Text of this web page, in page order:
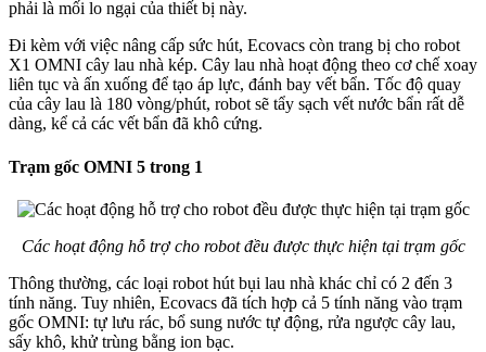
phải là mối lo ngại của thiết bị này.
Đi kèm với việc nâng cấp sức hút, Ecovacs còn trang bị cho robot
X1 OMNI cây lau nhà kép. Cây lau nhà hoạt động theo cơ chế xoay
liên tục và ấn xuống để tạo áp lực, đánh bay vết bẩn. Tốc độ quay
của cây lau là 180 vòng/phút, robot sẽ tẩy sạch vết nước bẩn rất dễ
dàng, kể cả các vết bẩn đã khô cứng.
Trạm gốc OMNI 5 trong 1
Các hoạt động hỗ trợ cho robot đều được thực hiện tại trạm gốc
Thông thường, các loại robot hút bụi lau nhà khác chỉ có 2 đến 3
tính năng. Tuy nhiên, Ecovacs đã tích hợp cả 5 tính năng vào trạm
gốc OMNI: tự lưu rác, bổ sung nước tự động, rửa ngược cây lau,
sấy khô, khử trùng bằng ion bạc.